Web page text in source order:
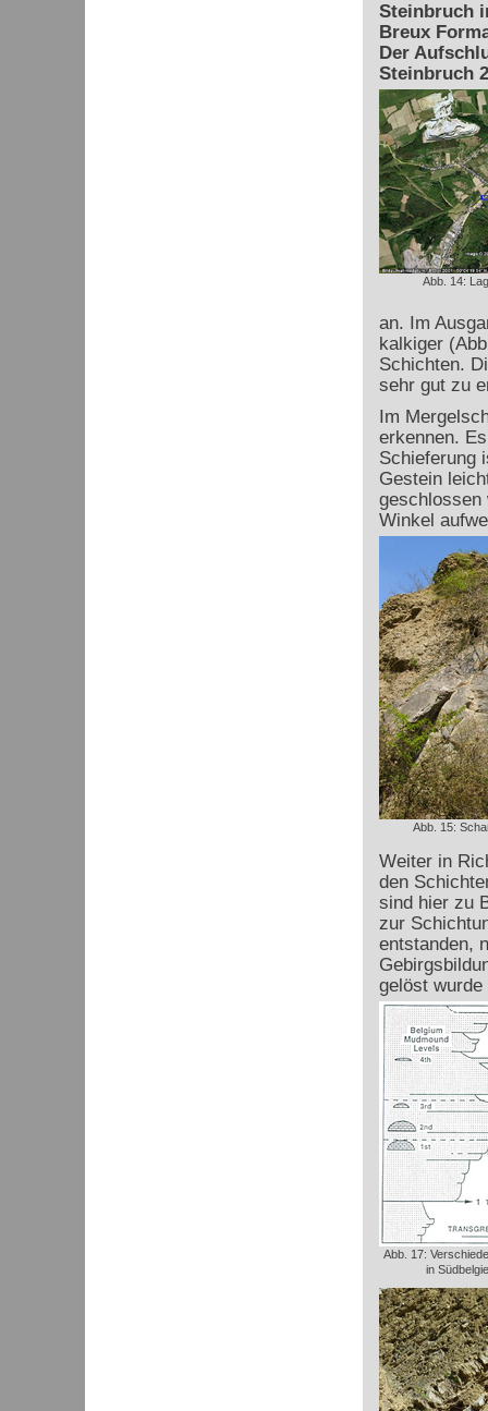
Steinbruch
Breux
Der
Steinbruch
Abb. 14:
an. Im
kalkiger
Schichten.
sehr gut zu
Im
erkennen.
Schieferung
Gestein
geschlossen
Winkel
Abb. 15:
Weiter in
den
sind hier zu
zur
entstanden,
gelöst wurde
Abb. 17:
in